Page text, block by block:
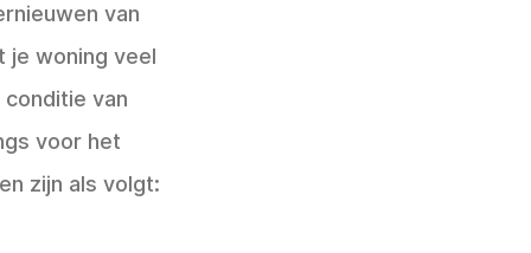
van
je woning veel
van
voor het
zijn als volgt: